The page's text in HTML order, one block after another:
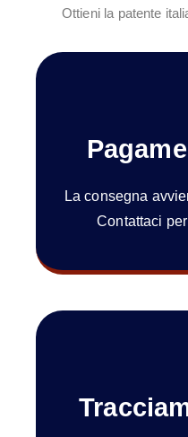
Ottieni la patente
La consegna
Contattaci